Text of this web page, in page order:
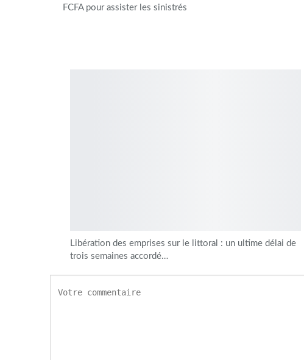
FCFA pour assister les sinistrés
Libération des emprises sur le littoral : un ultime délai de
trois semaines accordé…